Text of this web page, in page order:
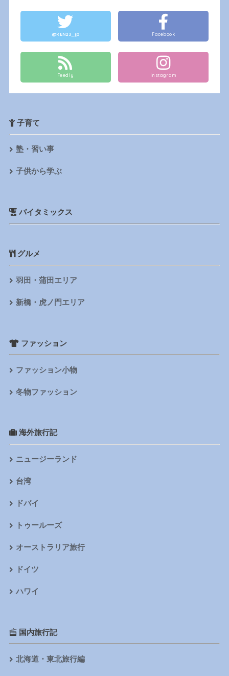
@KEN23_jp Facebook
Feedly Instagram
子育て
塾・習い事
子供から学ぶ
バイタミックス
グルメ
羽田・蒲田エリア
新橋・虎ノ門エリア
ファッション
ファッション小物
冬物ファッション
海外旅行記
ニュージーランド
台湾
ドバイ
トゥールーズ
オーストラリア旅行
ドイツ
ハワイ
国内旅行記
北海道・東北旅行編